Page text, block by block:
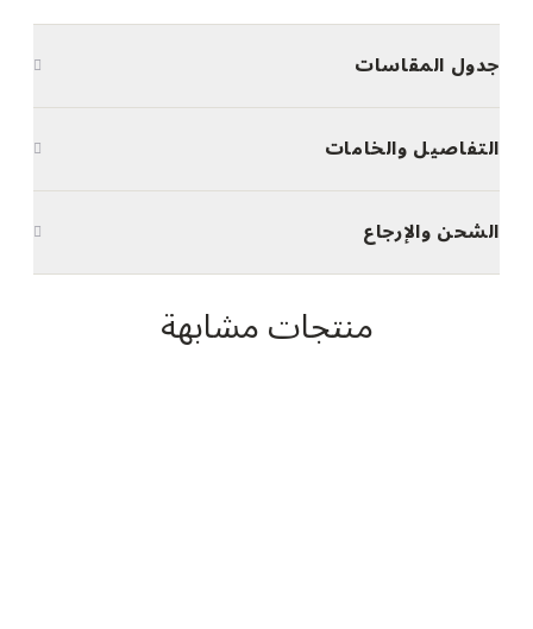
جدول المقاسات
التفاصيل والخامات
الشحن والإرجاع
منتجات مشابهة